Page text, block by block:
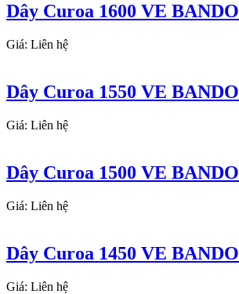
Dây Curoa 1600 VE BANDO
Giá: Liên hệ
Dây Curoa 1550 VE BANDO
Giá: Liên hệ
Dây Curoa 1500 VE BANDO
Giá: Liên hệ
Dây Curoa 1450 VE BANDO
Giá: Liên hệ